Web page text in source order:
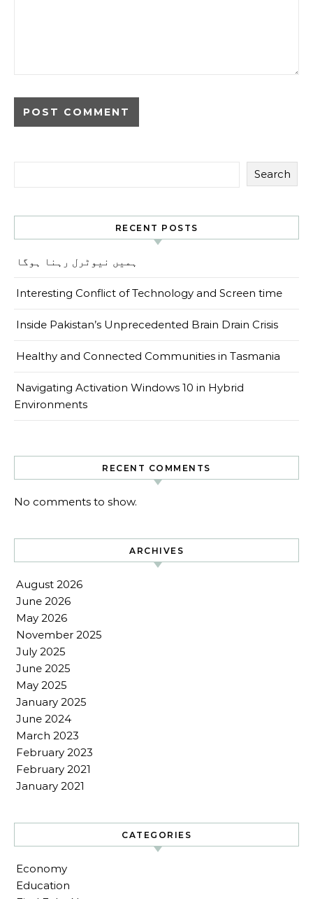
Search
RECENT POSTS
ہمیں نیوٹرل رہنا ہوگا
Interesting Conflict of Technology and Screen time
Inside Pakistan’s Unprecedented Brain Drain Crisis
Healthy and Connected Communities in Tasmania
Navigating Activation Windows 10 in Hybrid
Environments
RECENT COMMENTS
No comments to show.
ARCHIVES
August 2026
June 2026
May 2026
November 2025
July 2025
June 2025
May 2025
January 2025
June 2024
March 2023
February 2023
February 2021
January 2021
CATEGORIES
Economy
Education